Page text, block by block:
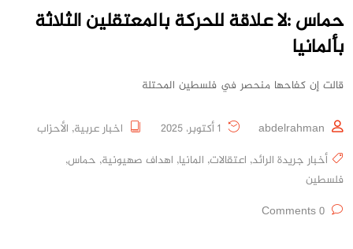
حماس :لا علاقة للحركة بالمعتقلين الثلاثة
بألمانيا
قالت إن كفاحها منحصر في فلسطين المحتلة
abdelrahman اخبار عربية, الأحزاب
أخبار جريدة الرائد, اعتقالات, المانيا, اهداف صهيونية, حماس,
فلسطين